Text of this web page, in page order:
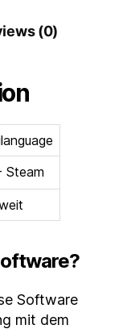
(0)
Steam
Software
mit dem